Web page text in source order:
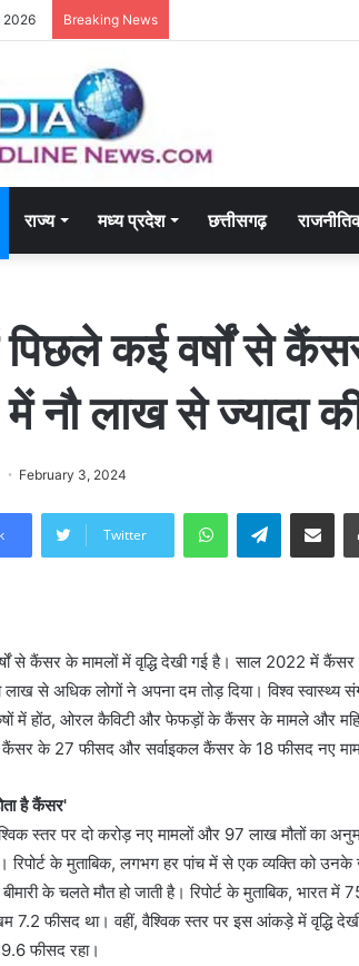
2026 Breaking News
राज्य मध्य प्रदेश छत्तीसगढ़
कई वर्षों से
नौ लाख से ज्यादा
February 3, 2024
Twitter
WhatsAppTelegramShare via
से कैंसर के मामलों में वृद्धि देखी गई है। साल 2022 में
लाख से अधिक लोगों ने अपना दम तोड़ दिया। विश्व
में होंठ, ओरल कैविटी और फेफड़ों के कैंसर के मामले और
के 27 फीसद और सर्वाइकल कैंसर के 18 फीसद नए
है कैंसर'
स्तर पर दो करोड़ नए मामलों और 97 लाख मौतों का
रिपोर्ट के मुताबिक, लगभग हर पांच में से एक व्यक्ति को
के चलते मौत हो जाती है। रिपोर्ट के मुताबिक,
7.2 फीसद था। वहीं, वैश्विक स्तर पर इस आंकड़े में वृद्धि
फीसद रहा।